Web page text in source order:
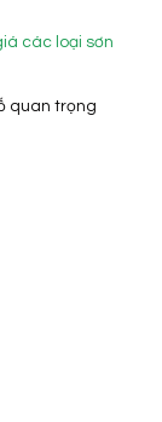
các loại sơn
quan trọng